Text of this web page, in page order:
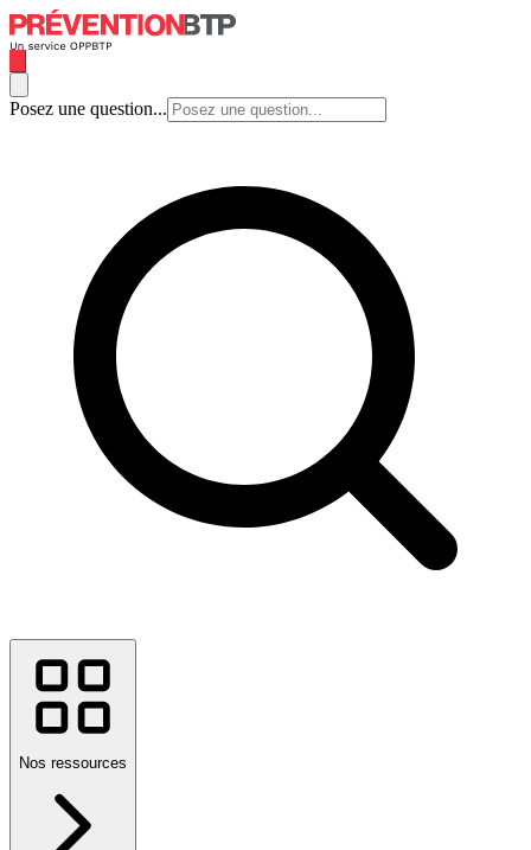
Posez une question...
Nos ressources